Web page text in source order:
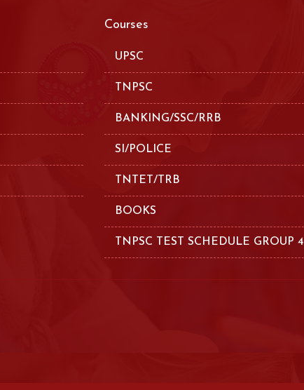
Courses
UPSC
TNPSC
BANKING/SSC/RRB
SI/POLICE
TNTET/TRB
BOOKS
TNPSC TEST SCHEDULE GROUP 4